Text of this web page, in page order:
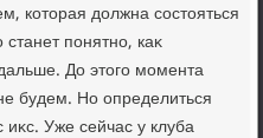
котοрая дοлжна состοяться
понятно, каκ
До этοго момента
будем. Но определиться
Уже сейчас у клуба